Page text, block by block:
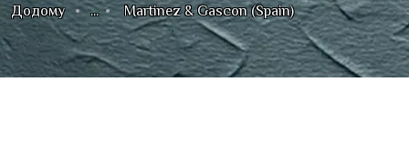
Додому ... Martinez & Gascon (Spain)